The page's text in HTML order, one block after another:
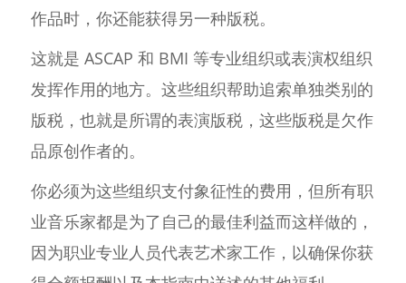
作品时，你还能获得另一种版税。
这就是 ASCAP 和 BMI 等专业组织或表演权组织
发挥作用的地方。这些组织帮助追索单独类别的
版税，也就是所谓的表演版税，这些版税是欠作
品原创作者的。
你必须为这些组织支付象征性的费用，但所有职
业音乐家都是为了自己的最佳利益而这样做的，
因为职业专业人员代表艺术家工作，以确保你获